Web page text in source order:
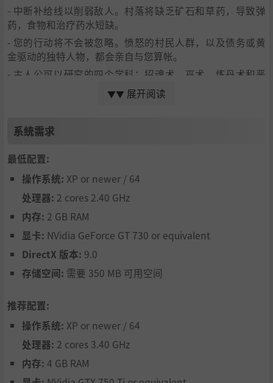
- 中断补给线以削弱敌人。村落将缺乏矿石和草药，导致弹
药，食物和治疗药水短缺。
- 您的行动将不会被忽略。愤怒的村民人群，以及债务或黄
金驱动的独特人物，都会亲自与您算帐。
- 主人公可以研究的四个学科：招魂术，巫术，炼丹术和恶
魔学。成为其中之一的大师，或者为自己的传球风格创造一
要求幻想。
- 炼丹术！制作并向敌人投掷毒气玻璃瓶，在匕首上涂抹毒
素，将毒药倒入食物大锅中，送鼠疫鼠！
成为敌人噩梦的化身！
▼▼ 展开阅读
系统需求
最低配置:
操作系统: XP or newer / 64
处理器: 2 cores 2.40 GHz
内存: 2 GB RAM
显卡: NVidia GeForce GT 730 or equivalent
DirectX 版本: 9.0
存储空间: 需要 350 MB 可用空间
推荐配置:
操作系统: XP or newer / 64
处理器: 2 cores 3.40 GHz
内存: 4 GB RAM